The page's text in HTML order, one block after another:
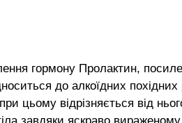
гормону Пролактин,
до алкоїдних
цьому відрізняється від
завдяки яскраво